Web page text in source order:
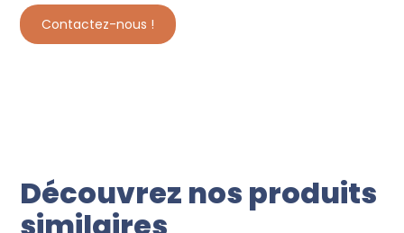
Contactez-nous !
Découvrez nos produits